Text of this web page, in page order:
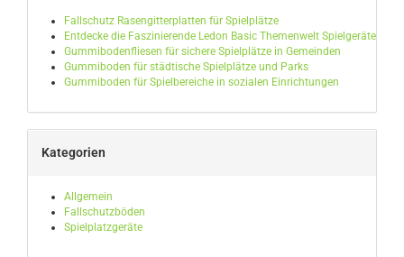
Fallschutz Rasengitterplatten für Spielplätze
Entdecke die Faszinierende Ledon Basic Themenwelt Spielgeräte
Gummibodenfliesen für sichere Spielplätze in Gemeinden
Gummiboden für städtische Spielplätze und Parks
Gummiboden für Spielbereiche in sozialen Einrichtungen
Kategorien
Allgemein
Fallschutzböden
Spielplatzgeräte